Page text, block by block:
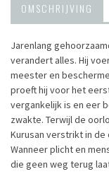
OMSCHRIJVING
Jarenlang
verandert alles. Hij
meester en
proeft hij voor het
vergankelijk is en eer
zwakte. Terwijl de
Kurusan verstrikt in de
Wanneer plicht en
die geen weg terug